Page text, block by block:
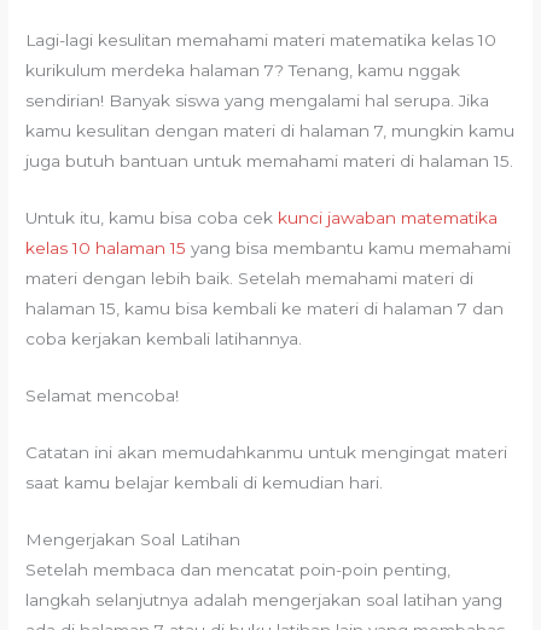
Lagi-lagi kesulitan memahami materi matematika kelas 10
kurikulum merdeka halaman 7? Tenang, kamu nggak
sendirian! Banyak siswa yang mengalami hal serupa. Jika
kamu kesulitan dengan materi di halaman 7, mungkin kamu
juga butuh bantuan untuk memahami materi di halaman 15.
Untuk itu, kamu bisa coba cek kunci jawaban matematika
kelas 10 halaman 15 yang bisa membantu kamu memahami
materi dengan lebih baik. Setelah memahami materi di
halaman 15, kamu bisa kembali ke materi di halaman 7 dan
coba kerjakan kembali latihannya.
Selamat mencoba!
Catatan ini akan memudahkanmu untuk mengingat materi
saat kamu belajar kembali di kemudian hari.
Mengerjakan Soal Latihan
Setelah membaca dan mencatat poin-poin penting,
langkah selanjutnya adalah mengerjakan soal latihan yang